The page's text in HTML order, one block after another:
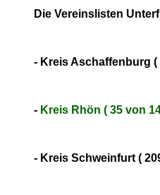
Die Vereinslisten
- Kreis Aschaffenburg (
- Kreis Rhön ( 35 von
- Kreis Schweinfurt (